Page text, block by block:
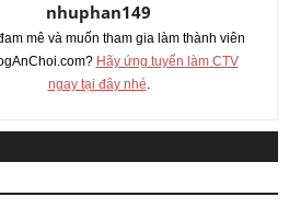
nhuphan149
mê và muốn tham gia làm thành viên
Hãy ứng tuyển làm CTV
ngay tại đây nhé.